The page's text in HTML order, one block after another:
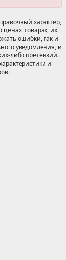
характер,
товарах, их
ошибки, так и
уведомления, и
либо претензий.
и